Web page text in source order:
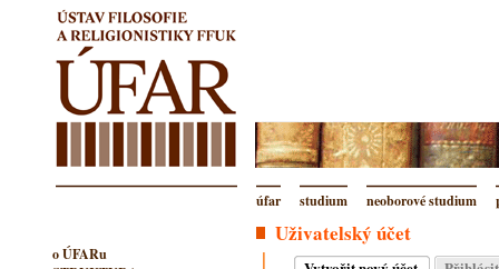
úfar studium neoborové studium
Uživatelský účet
o ÚFARu